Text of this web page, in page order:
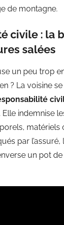
de montagne.
civile : la
salées
un peu trop
? La voisine se
indemnise
matériels
par l’assuré,
un pot